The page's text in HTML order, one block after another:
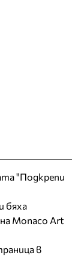
"Подкрепи
бяха
Monaco Art
в